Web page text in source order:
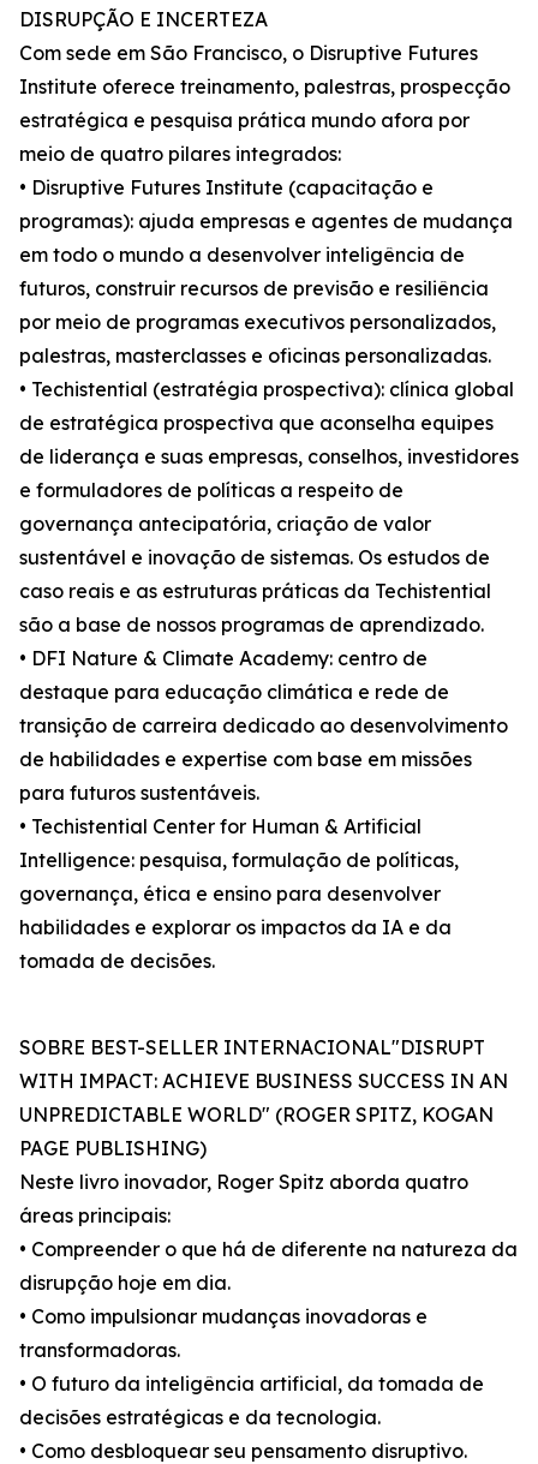
DISRUPÇÃO E INCERTEZA
Com sede em São Francisco, o Disruptive Futures
Institute oferece treinamento, palestras, prospecção
estratégica e pesquisa prática mundo afora por
meio de quatro pilares integrados:
• Disruptive Futures Institute (capacitação e
programas): ajuda empresas e agentes de mudança
em todo o mundo a desenvolver inteligência de
futuros, construir recursos de previsão e resiliência
por meio de programas executivos personalizados,
palestras, masterclasses e oficinas personalizadas.
• Techistential (estratégia prospectiva): clínica global
de estratégica prospectiva que aconselha equipes
de liderança e suas empresas, conselhos, investidores
e formuladores de políticas a respeito de
governança antecipatória, criação de valor
sustentável e inovação de sistemas. Os estudos de
caso reais e as estruturas práticas da Techistential
são a base de nossos programas de aprendizado.
• DFI Nature & Climate Academy: centro de
destaque para educação climática e rede de
transição de carreira dedicado ao desenvolvimento
de habilidades e expertise com base em missões
para futuros sustentáveis.
• Techistential Center for Human & Artificial
Intelligence: pesquisa, formulação de políticas,
governança, ética e ensino para desenvolver
habilidades e explorar os impactos da IA e da
tomada de decisões.
SOBRE BEST-SELLER INTERNACIONAL"DISRUPT
WITH IMPACT: ACHIEVE BUSINESS SUCCESS IN AN
UNPREDICTABLE WORLD" (ROGER SPITZ, KOGAN
PAGE PUBLISHING)
Neste livro inovador, Roger Spitz aborda quatro
áreas principais:
• Compreender o que há de diferente na natureza da
disrupção hoje em dia.
• Como impulsionar mudanças inovadoras e
transformadoras.
• O futuro da inteligência artificial, da tomada de
decisões estratégicas e da tecnologia.
• Como desbloquear seu pensamento disruptivo.